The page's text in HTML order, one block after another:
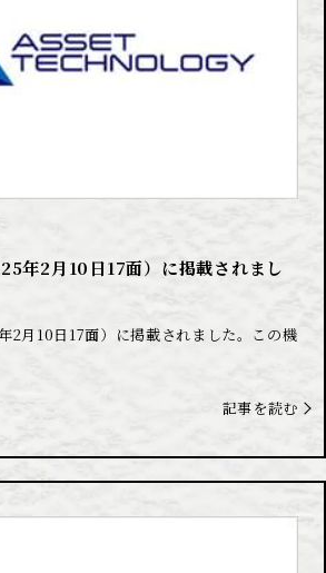
年2月10日17面）に掲載されまし
2月10日17面）に掲載されました。この機
記事を読む